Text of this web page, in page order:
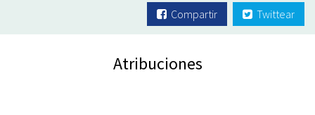
Compartir Twittear
Atribuciones